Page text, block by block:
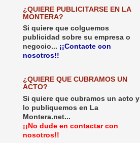
¿QUIERE PUBLICITARSE EN LA
MONTERA?
Si quiere que colguemos
publicidad sobre su empresa o
negocio... ¡¡Contacte con
nosotros!!
¿QUIERE QUE CUBRAMOS UN
ACTO?
Si quiere que cubramos un acto y
lo publiquemos en La
Montera.net...
¡¡No dude en contactar con
nosotros!!